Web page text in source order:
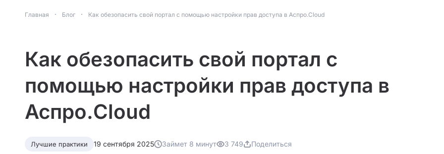
Главная Блог Как обезопасить свой портал с помощью настройки прав доступа в Аспро.Cloud
Как обезопасить свой портал с
помощью настройки прав доступа в
Аспро.Cloud
Лучшие практики 19 сентября 2025 Займет 8 минут 3 749 Поделиться